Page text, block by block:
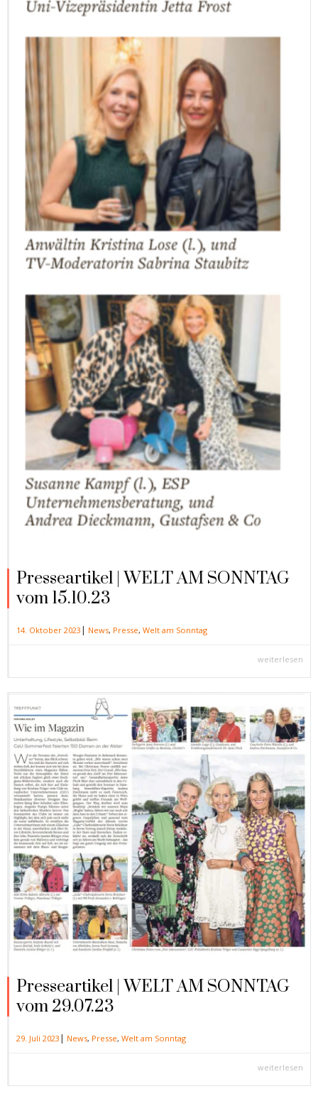
Presseartikel | WELT AM SONNTAG
vom 15.10.23
14. Oktober 2023 | News, Presse, Welt am Sonntag
weiterlesen
Presseartikel | WELT AM SONNTAG
vom 29.07.23
29. Juli 2023 | News, Presse, Welt am Sonntag
weiterlesen